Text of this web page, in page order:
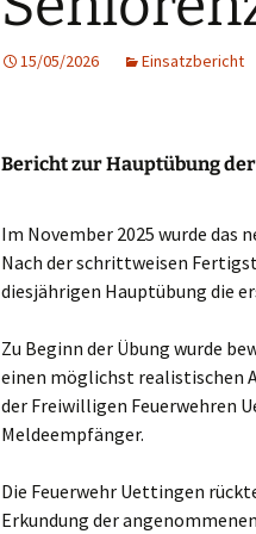
15/05/2026 Einsatzbericht
Bericht zur Hauptübung
Im November 2025 wurde das
Nach der schrittweisen
diesjährigen Hauptübung die
Zu Beginn der Übung wurde
einen möglichst realistischen
der Freiwilligen Feuerwehren
Meldeempfänger.
Die Feuerwehr Uettingen
Erkundung der